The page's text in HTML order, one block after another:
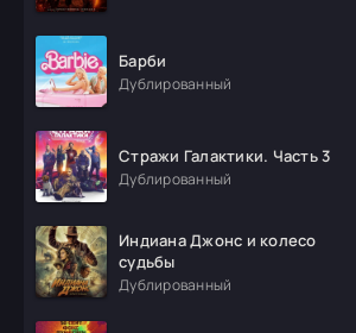
Барби
Дублированный
Стражи Галактики. Часть 3
Дублированный
Индиана Джонс и колесо
судьбы
Дублированный